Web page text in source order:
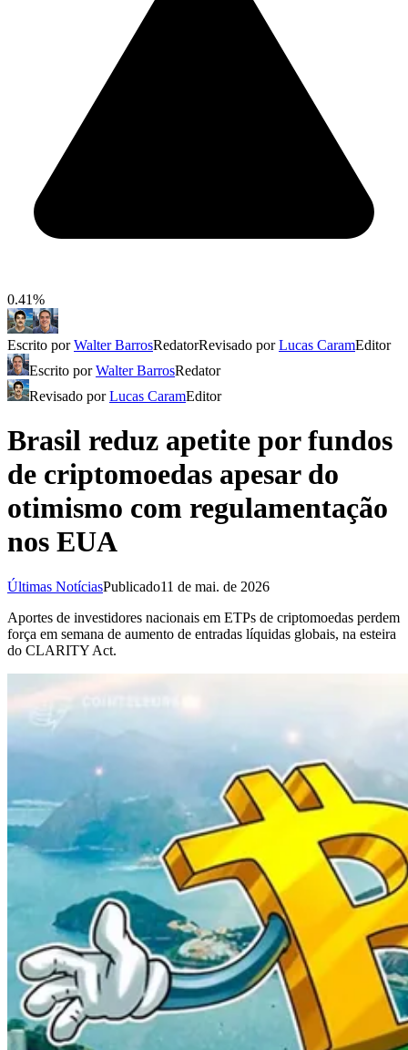
0.41%
Escrito porWalter BarrosRedatorRevisado porLucas CaramEditor
Escrito porWalter BarrosRedator
Revisado porLucas CaramEditor
Brasil reduz apetite por fundos
de criptomoedas apesar do
otimismo com regulamentação
nos EUA
Últimas NotíciasPublicado11 de mai. de 2026
Aportes de investidores nacionais em ETPs de criptomoedas perdem
força em semana de aumento de entradas líquidas globais, na esteira
do CLARITY Act.